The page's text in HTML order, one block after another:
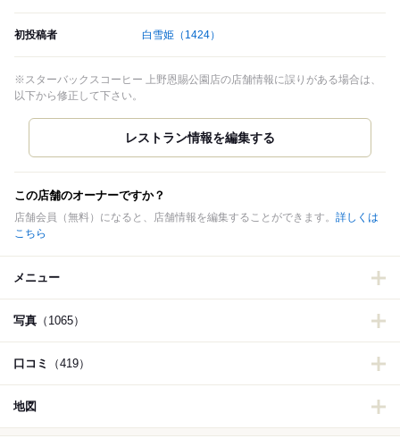
初投稿者 白雪姫 （1424）
※スターバックスコーヒー 上野恩賜公園店の店舗情報に誤りがある場合は、
以下から修正して下さい。
この店舗のオーナーですか？
店舗会員（無料）になると、店舗情報を編集することができます。 詳しくは
こちら
メニュー
写真 （1065）
口コミ （419）
地図